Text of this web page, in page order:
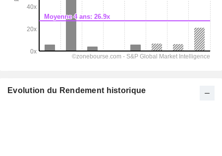
Evolution du Rendement historique